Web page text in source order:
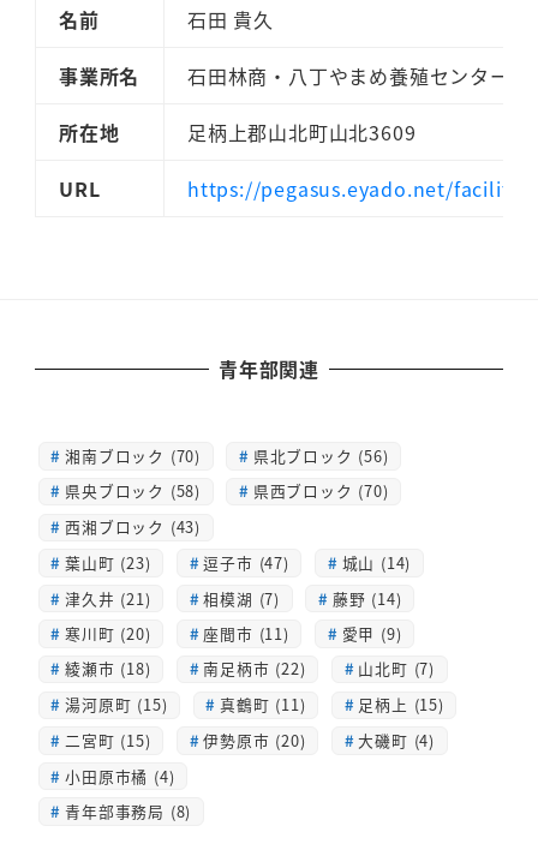
名前
石田 貴久
事業所名
石田林商・八丁やまめ養殖センター・
所在地
足柄上郡山北町山北3609
URL
https://pegasus.eyado.net/
青年部関連
湘南ブロック (70)
県北ブロック (56)
県央ブロック (58)
県西ブロック (70)
西湘ブロック (43)
葉山町 (23)
逗子市 (47)
城山 (14)
津久井 (21)
相模湖 (7)
藤野 (14)
寒川町 (20)
座間市 (11)
愛甲 (9)
綾瀬市 (18)
南足柄市 (22)
山北町 (7)
湯河原町 (15)
真鶴町 (11)
足柄上 (15)
二宮町 (15)
伊勢原市 (20)
大磯町 (4)
小田原市橘 (4)
青年部事務局 (8)